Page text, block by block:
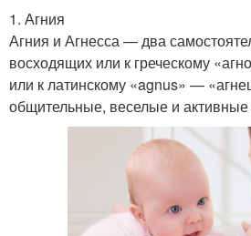
1. Агния
Агния и Агнесса — два
восходящих или к греческому
или к латинскому «agnus» —
общительные, веселые и